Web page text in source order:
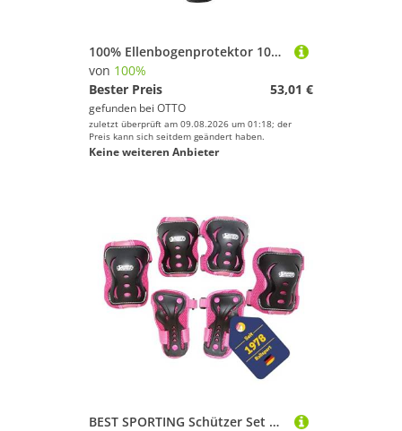
100% Ellenbogenprotektor 100% Teratec elbow guards M Grey Heather / Black - leichte Ellbogenpro
von 100%
Bester Preis
53,01 €
gefunden bei OTTO
zuletzt überprüft am 09.08.2026 um 01:18; der
Preis kann sich seitdem geändert haben.
Keine weiteren Anbieter
BEST SPORTING Schützer Set HQ für Kinder I Ellenbogenschoner/Handrückenschoner/Knieschoner in Größe M I hochwertiges Skater Schützer Set in Pink/Schwarz I Robustes Schonerset